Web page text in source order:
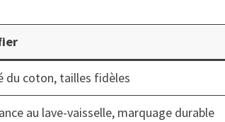
du coton, tailles fidèles
au lave-vaisselle, marquage durable